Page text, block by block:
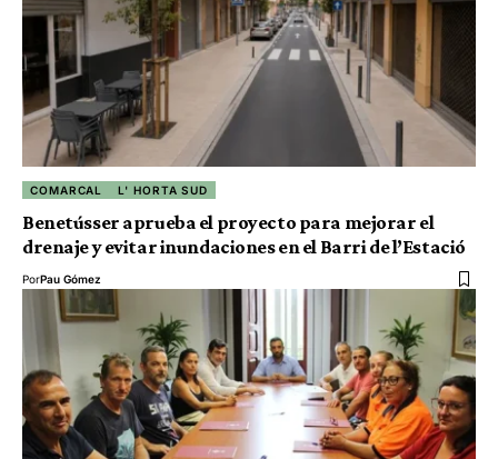
COMARCAL L' HORTA SUD
Benetússer aprueba el proyecto para mejorar el
drenaje y evitar inundaciones en el Barri de l’Estació
PorPau Gómez